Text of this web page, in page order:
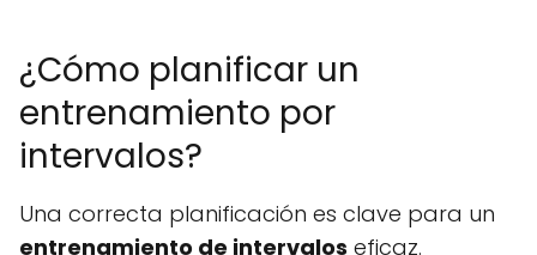
¿Cómo planificar un
entrenamiento por
intervalos?
Una correcta planificación es clave para un
entrenamiento de intervalos eficaz.